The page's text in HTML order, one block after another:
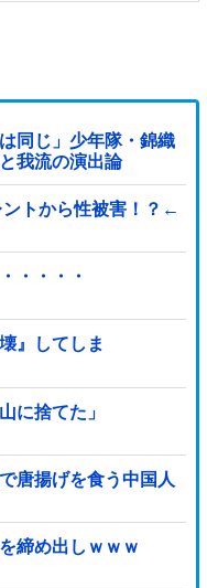
同じ」少年隊・錦織
我流の演出論
ントから性被害！？←
・・・・
』してしま
に捨てた」
唐揚げを食う中国人
締め出しｗｗｗ